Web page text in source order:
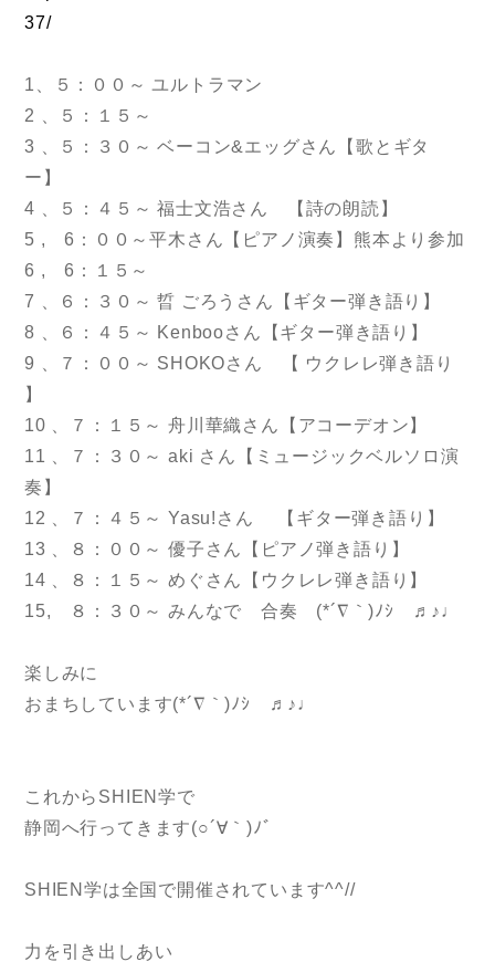
37/
1、５：００～ ユルトラマン
2 、５：１５～
3 、５：３０～ ベーコン&エッグさん【歌とギタ
ー】
4 、５：４５～ 福士文浩さん 【詩の朗読】
5 , 6：００～平木さん【ピアノ演奏】熊本より参加
6 , 6：１５～
7 、６：３０～ 晢 ごろうさん【ギター弾き語り】
8 、６：４５～ Kenbooさん【ギター弾き語り】
9 、７：００～ SHOKOさん 【 ウクレレ弾き語り
】
10 、７：１５～ 舟川華織さん【アコーデオン】
11 、７：３０～ aki さん【ミュージックベルソロ演
奏】
12 、７：４５～ Yasu!さん 【ギター弾き語り】
13 、８：００～ 優子さん【ピアノ弾き語り】
14 、８：１５～ めぐさん【ウクレレ弾き語り】
15, ８：３０～ みんなで 合奏 (*´∇｀)ﾉｼ ♬♪♩
楽しみに
おまちしています(*´∇｀)ﾉｼ ♬♪♩
これからSHIEN学で
静岡へ行ってきます(○´∀｀)ﾉﾞ
SHIEN学は全国で開催されています^^//
力を引き出しあい